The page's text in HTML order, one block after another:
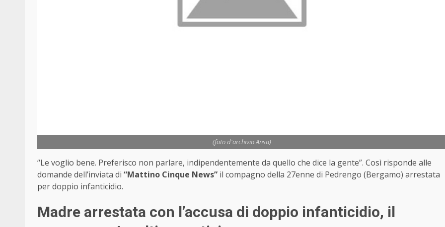
(foto d'archivio Ansa)
“Le voglio bene. Preferisco non parlare, indipendentemente da quello che dice la gente”. Così risponde alle
domande dell’inviata di “Mattino Cinque News” il compagno della 27enne di Pedrengo (Bergamo) arrestata
per doppio infanticidio.
Madre arrestata con l’accusa di doppio infanticidio, il